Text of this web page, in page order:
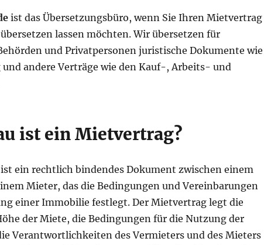
ist das Übersetzungsbüro, wenn Sie Ihren Mietvertrag
lassen möchten. Wir übersetzen für
und Privatpersonen juristische Dokumente wie
andere Verträge wie den Kauf-, Arbeits- und
ist ein Mietvertrag?
ein rechtlich bindendes Dokument zwischen einem
Mieter, das die Bedingungen und Vereinbarungen
einer Immobilie festlegt. Der Mietvertrag legt die
der Miete, die Bedingungen für die Nutzung der
Verantwortlichkeiten des Vermieters und des Mieters